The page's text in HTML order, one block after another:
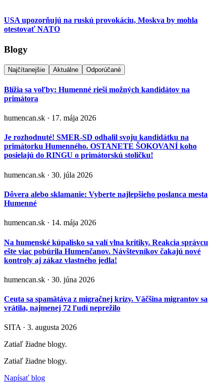
USA upozorňujú na ruskú provokáciu, Moskva by mohla
otestovať NATO
Blogy
Najčítanejšie Aktuálne Odporúčané
Blížia sa voľby: Humenné rieši možných kandidátov na
primátora
humencan.sk · 17. mája 2026
Je rozhodnuté! SMER-SD odhalil svoju kandidátku na
primátorku Humenného. OSTANETE ŠOKOVANÍ koho
posielajú do RINGU o primátorskú stoličku!
humencan.sk · 30. júla 2026
Dôvera alebo sklamanie: Vyberte najlepšieho poslanca mesta
Humenné
humencan.sk · 14. mája 2026
Na humenské kúpalisko sa valí vlna kritiky. Reakcia správcu
ešte viac pobúrila Humenčanov. Návštevníkov čakajú nové
kontroly aj zákaz vlastného jedla!
humencan.sk · 30. júna 2026
Ceuta sa spamätáva z migračnej krízy. Väčšina migrantov sa
vrátila, najmenej 72 ľudí neprežilo
SITA · 3. augusta 2026
Zatiaľ žiadne blogy.
Zatiaľ žiadne blogy.
Napísať blog